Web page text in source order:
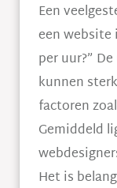
Een
een website
per uur?”
kunnen
factoren
Gemiddeld
Het is